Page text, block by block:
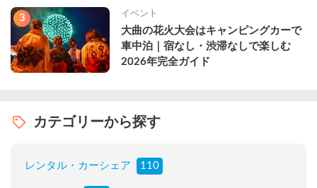
3 イベント
大曲の花火大会はキャンピングカーで
車中泊｜宿なし・渋滞なしで楽しむ
2026年完全ガイド
カテゴリーから探す
レンタル・カーシェア 110